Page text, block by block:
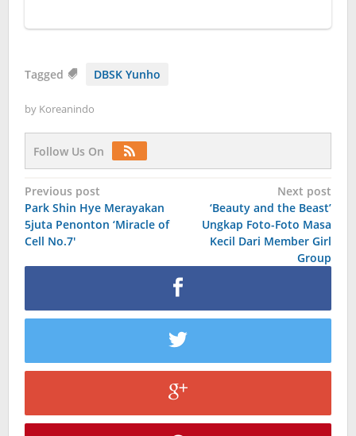
Tagged DBSK Yunho
by Koreanindo
Follow Us On
Post
navigation
Previous post
Park Shin Hye Merayakan
5juta Penonton ‘Miracle of
Cell No.7′
Next post
‘Beauty and the Beast’
Ungkap Foto-Foto Masa
Kecil Dari Member Girl
Group